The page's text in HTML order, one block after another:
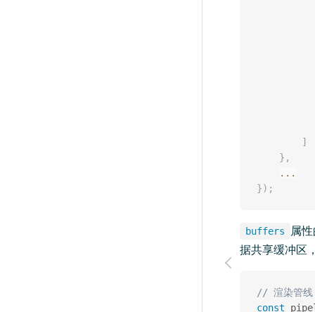
]
} ,
...
}) ;
buffers
属
据共享缓冲区
// 渲染管线
const